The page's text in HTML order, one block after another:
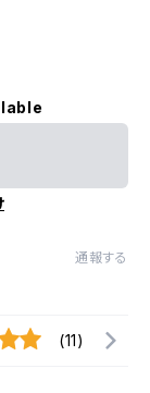
通報する
(11)